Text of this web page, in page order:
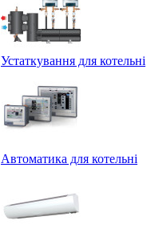
Устаткування для котельні
Автоматика для котельні